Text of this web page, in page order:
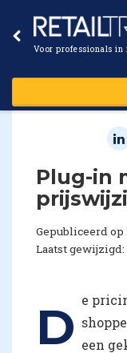
Voor professionals
​Plug-in
Gepubliceerd op
Laatst gewijzigd:
D e
een